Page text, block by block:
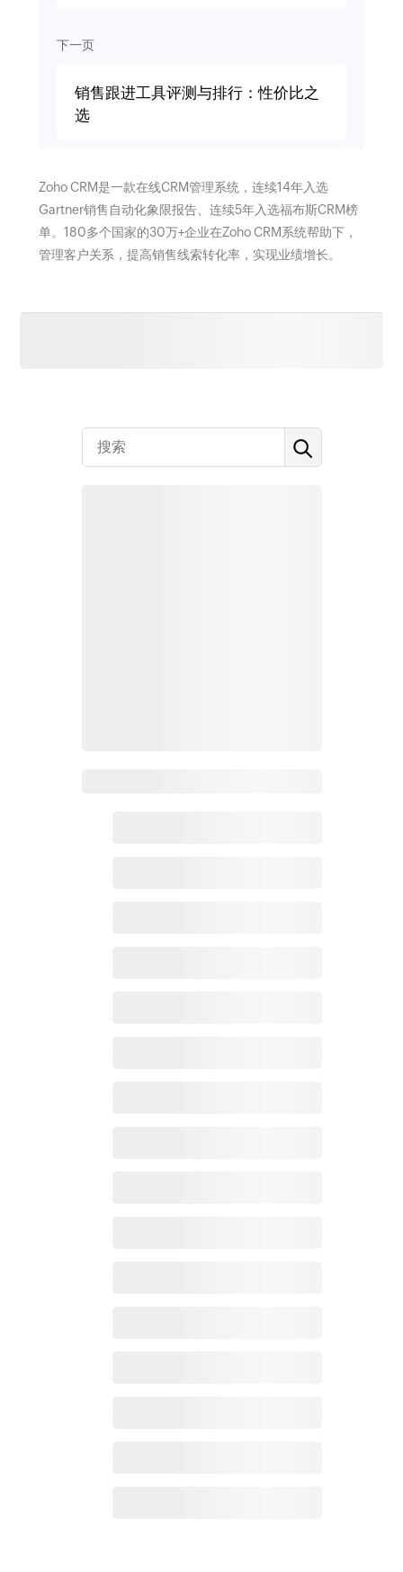
下一页
销售跟进工具评测与排行：性价比之
选
Zoho CRM是一款在线CRM管理系统，连续14年入选
Gartner销售自动化象限报告、连续5年入选福布斯CRM榜
单。180多个国家的30万+企业在Zoho CRM系统帮助下，
管理客户关系，提高销售线索转化率，实现业绩增长。